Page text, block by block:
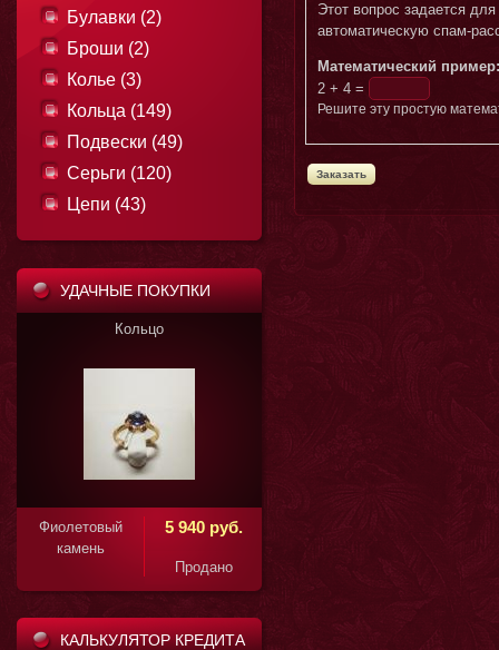
Булавки (2)
Броши (2)
Колье (3)
Кольца (149)
Подвески (49)
Серьги (120)
Цепи (43)
УДАЧНЫЕ ПОКУПКИ
Фиолетовый
5 940 руб.
850 руб.
КАЛЬКУЛЯТОР КРЕДИТА
Этот вопрос задается для того, чтобы
автоматическую спам-
Математический
2 + 4 =
Решите эту простую